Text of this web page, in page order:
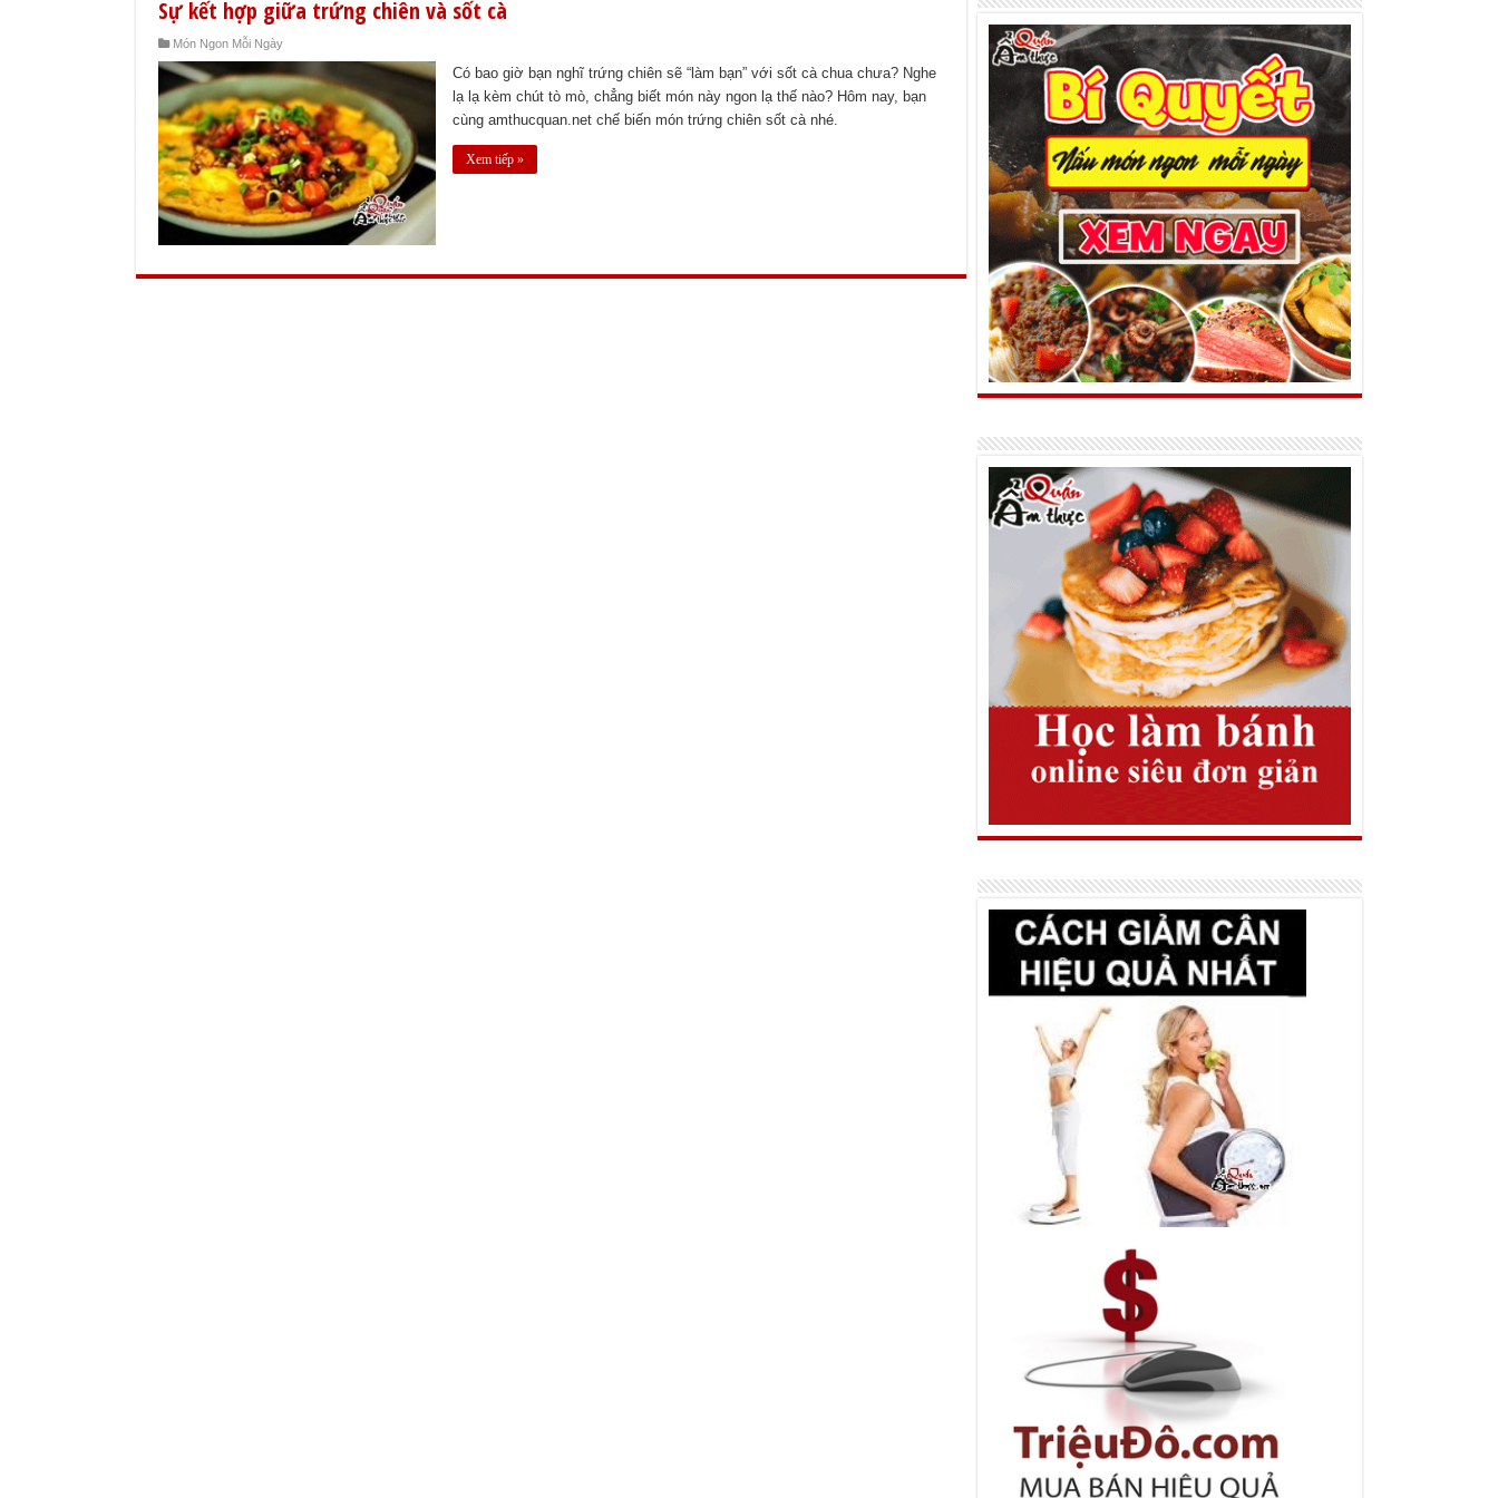
Sự kết hợp giữa trứng chiên và sốt cà
Món Ngon Mỗi Ngày
Có bao giờ bạn nghĩ trứng chiên sẽ “làm bạn” với sốt cà chua chưa? Nghe
lạ lạ kèm chút tò mò, chẳng biết món này ngon lạ thế nào? Hôm nay, bạn
cùng amthucquan.net chế biến món trứng chiên sốt cà nhé.
Xem tiếp »